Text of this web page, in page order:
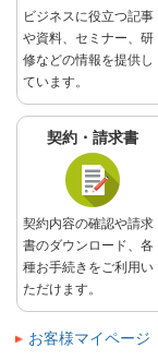
ビジネスに役立つ記事
や資料、セミナー、研
修などの情報を提供し
ています。
契約・請求書
契約内容の確認や請求
書のダウンロード、各
種お手続きをご利用い
ただけます。
お客様マイペー